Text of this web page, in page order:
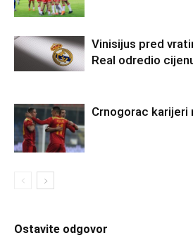
Vinisijus pred
Real odredio
Crnogorac karijeri
Ostavite odgovor